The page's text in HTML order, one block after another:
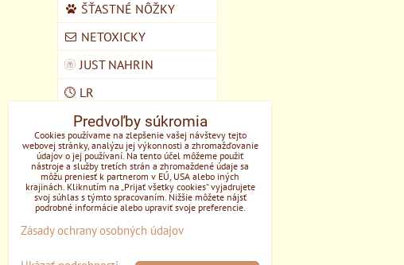
ŠŤASTNÉ NÔŽKY
NETOXICKY
JUST NAHRIN
LR
VEGMART
MYCOMEDICA
DOMŠKOLA ŽIVOZEM
STUPAVA
Predvoľby súkromia
Cookies používame na zlepšenie vašej návštevy tejto
webovej stránky, analýzu jej výkonnosti a zhromažďovanie
údajov o jej používaní. Na tento účel môžeme použiť
nástroje a služby tretích strán a zhromaždené údaje sa
môžu preniesť k partnerom v EÚ, USA alebo iných
krajinách. Kliknutím na „Prijať všetky cookies“ vyjadrujete
svoj súhlas s týmto spracovaním. Nižšie môžete nájsť
podrobné informácie alebo upraviť svoje preferencie.
Zásady ochrany osobných údajov